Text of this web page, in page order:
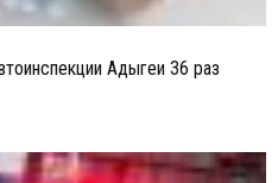
Адыгеи 36 раз